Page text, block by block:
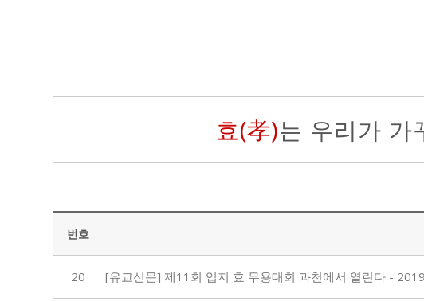
효(孝)는 우리가 가
번호
20 [유교신문] 제11회 입지 효 무용대회 과천에서 열린다 -